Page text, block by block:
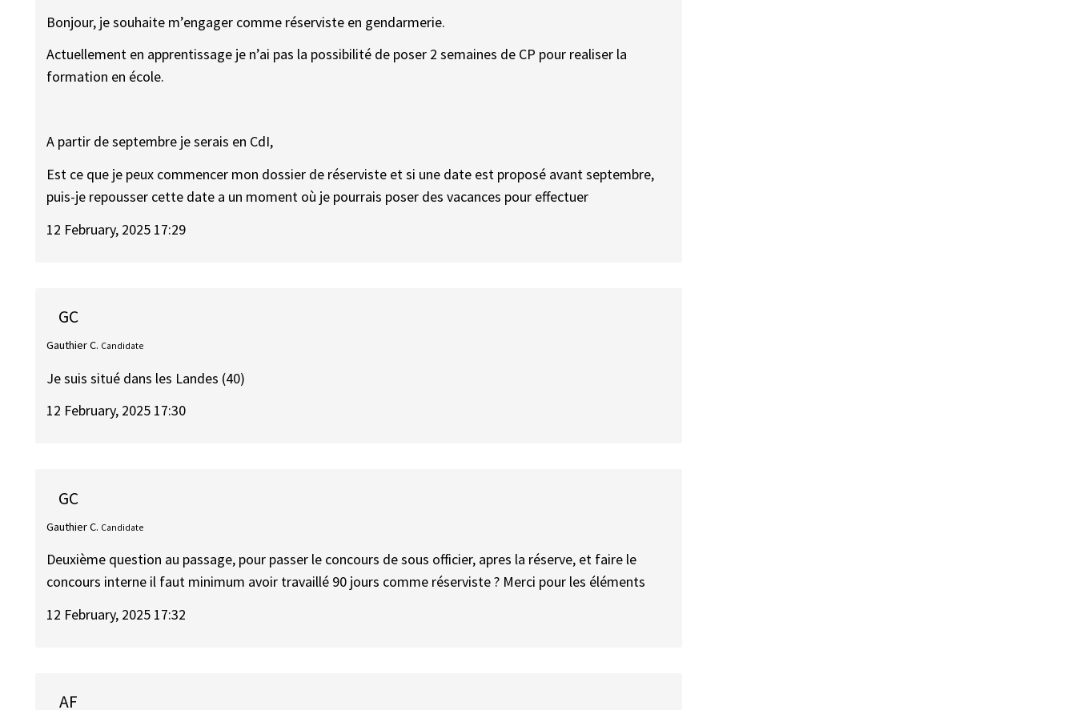
Bonjour, je souhaite m’engager comme réserviste en gendarmerie.
Actuellement en apprentissage je n’ai pas la possibilité de poser 2 semaines de CP pour realiser la
formation en école.
A partir de septembre je serais en CdI,
Est ce que je peux commencer mon dossier de réserviste et si une date est proposé avant septembre,
puis-je repousser cette date a un moment où je pourrais poser des vacances pour effectuer
12 February, 2025 17:29
GC
Gauthier C. Candidate
Je suis situé dans les Landes (40)
12 February, 2025 17:30
GC
Gauthier C. Candidate
Deuxième question au passage, pour passer le concours de sous officier, apres la réserve, et faire le
concours interne il faut minimum avoir travaillé 90 jours comme réserviste ? Merci pour les éléments
12 February, 2025 17:32
AF